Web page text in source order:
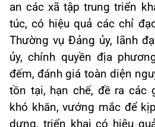
an các xã tập trung triển
túc, có hiệu quả các chỉ
Thường vụ Đảng ủy, lãnh
ủy, chính quyền địa
đếm, đánh giá toàn diện
tồn tại, hạn chế, đề ra các
khó khăn, vướng mắc để
dựng, triển khai có hiệu